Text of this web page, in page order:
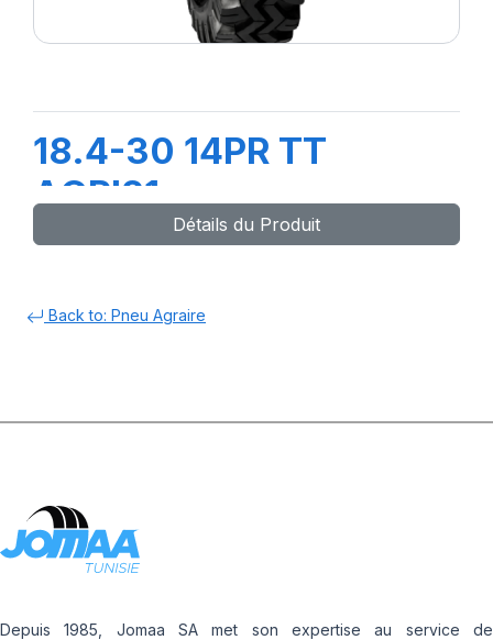
18.4-30 14PR TT
AGRI21
Détails du Produit
Back to: Pneu Agraire
Depuis 1985, Jomaa SA met son expertise au service de